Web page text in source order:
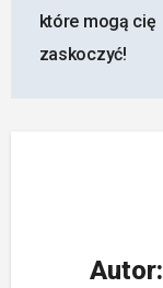
które mogą cię
zaskoczyć!
Autor: